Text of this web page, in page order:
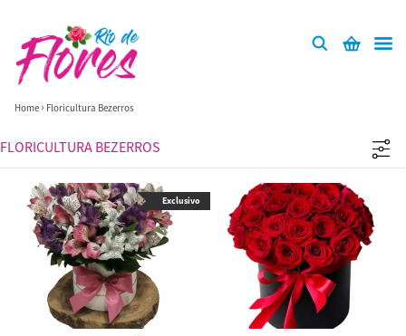
Home Floricultura Bezerros
FLORICULTURA BEZERROS
Exclusivo